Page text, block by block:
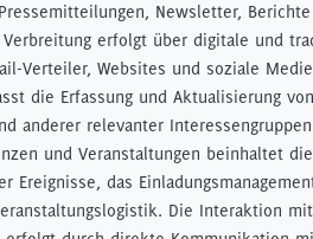
Newsletter,
erfolgt über digitale und
Verteiler, Websites und soziale
die Erfassung und Aktualisierung
anderer relevanter
und Veranstaltungen beinhaltet
Ereignisse, das
Die Interaktion